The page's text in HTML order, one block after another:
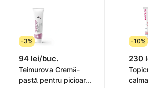
-3%
94 lei/buc.
Teimurova Cremă-
pastă pentru picioare
-10%
230